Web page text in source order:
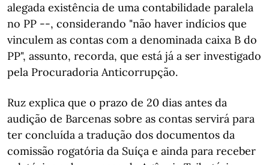
alegada existência de uma contabilidade paralela
no PP --, considerando "não haver indícios que
vinculem as contas com a denominada caixa B do
PP", assunto, recorda, que está já a ser investigado
pela Procuradoria Anticorrupção.
Ruz explica que o prazo de 20 dias antes da
audição de Barcenas sobre as contas servirá para
ter concluída a tradução dos documentos da
comissão rogatória da Suíça e ainda para receber